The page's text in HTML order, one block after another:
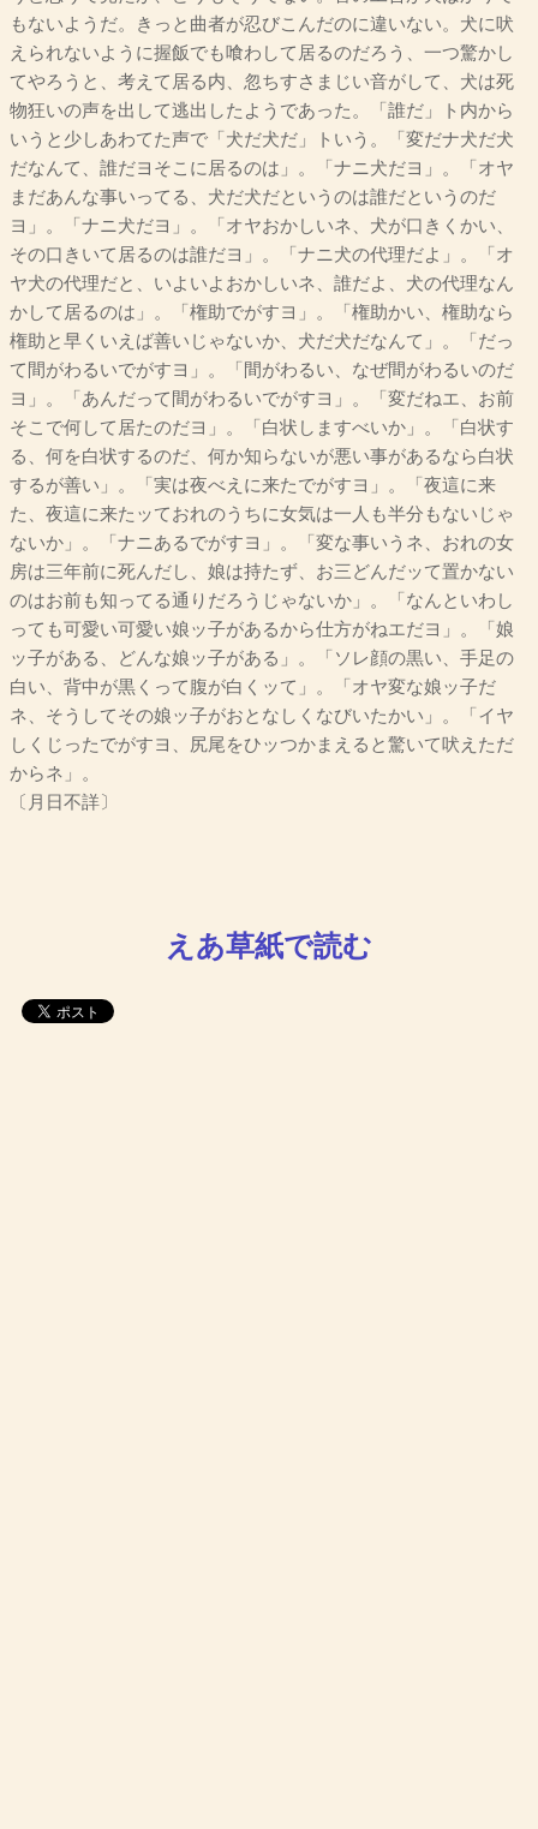
もないようだ。きっと曲者が忍びこんだのに違いない。犬に吠
えられないように握飯でも喰わして居るのだろう、一つ驚かし
てやろうと、考えて居る内、忽ちすさまじい音がして、犬は死
物狂いの声を出して逃出したようであった。「誰だ」ト内から
いうと少しあわてた声で「犬だ犬だ」トいう。「変だナ犬だ犬
だなんて、誰だヨそこに居るのは」。「ナニ犬だヨ」。「オヤ
まだあんな事いってる、犬だ犬だというのは誰だというのだ
ヨ」。「ナニ犬だヨ」。「オヤおかしいネ、犬が口きくかい、
その口きいて居るのは誰だヨ」。「ナニ犬の代理だよ」。「オ
ヤ犬の代理だと、いよいよおかしいネ、誰だよ、犬の代理なん
かして居るのは」。「権助でがすヨ」。「権助かい、権助なら
権助と早くいえば善いじゃないか、犬だ犬だなんて」。「だっ
て間がわるいでがすヨ」。「間がわるい、なぜ間がわるいのだ
ヨ」。「あんだって間がわるいでがすヨ」。「変だねエ、お前
そこで何して居たのだヨ」。「白状しますべいか」。「白状す
る、何を白状するのだ、何か知らないが悪い事があるなら白状
するが善い」。「実は夜べえに来たでがすヨ」。「夜這に来
た、夜這に来たッておれのうちに女気は一人も半分もないじゃ
ないか」。「ナニあるでがすヨ」。「変な事いうネ、おれの女
房は三年前に死んだし、娘は持たず、お三どんだッて置かない
のはお前も知ってる通りだろうじゃないか」。「なんといわし
っても可愛い可愛い娘ッ子があるから仕方がねエだヨ」。「娘
ッ子がある、どんな娘ッ子がある」。「ソレ顔の黒い、手足の
白い、背中が黒くって腹が白くッて」。「オヤ変な娘ッ子だ
ネ、そうしてその娘ッ子がおとなしくなびいたかい」。「イヤ
しくじったでがすヨ、尻尾をひッつかまえると驚いて吠えただ
からネ」。
〔月日不詳〕
えあ草紙で読む